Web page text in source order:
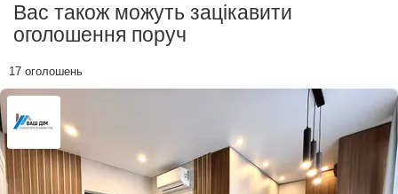
Вас також можуть зацікавити
оголошення поруч
17 оголошень